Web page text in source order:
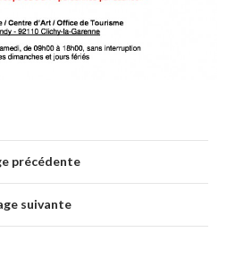
précédente
suivante